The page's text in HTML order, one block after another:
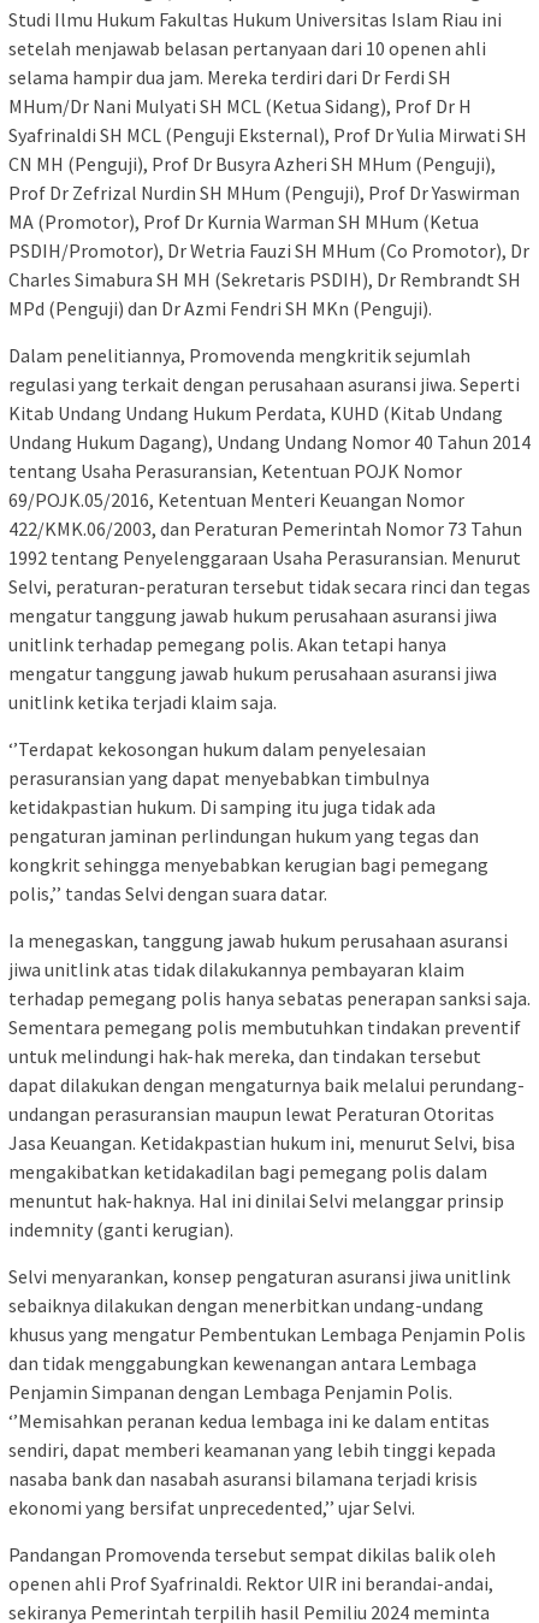
Studi Ilmu Hukum Fakultas Hukum Universitas Islam Riau ini
setelah menjawab belasan pertanyaan dari 10 openen ahli
selama hampir dua jam. Mereka terdiri dari Dr Ferdi SH
MHum/Dr Nani Mulyati SH MCL (Ketua Sidang), Prof Dr H
Syafrinaldi SH MCL (Penguji Eksternal), Prof Dr Yulia Mirwati SH
CN MH (Penguji), Prof Dr Busyra Azheri SH MHum (Penguji),
Prof Dr Zefrizal Nurdin SH MHum (Penguji), Prof Dr Yaswirman
MA (Promotor), Prof Dr Kurnia Warman SH MHum (Ketua
PSDIH/Promotor), Dr Wetria Fauzi SH MHum (Co Promotor), Dr
Charles Simabura SH MH (Sekretaris PSDIH), Dr Rembrandt SH
MPd (Penguji) dan Dr Azmi Fendri SH MKn (Penguji).
Dalam penelitiannya, Promovenda mengkritik sejumlah
regulasi yang terkait dengan perusahaan asuransi jiwa. Seperti
Kitab Undang Undang Hukum Perdata, KUHD (Kitab Undang
Undang Hukum Dagang), Undang Undang Nomor 40 Tahun 2014
tentang Usaha Perasuransian, Ketentuan POJK Nomor
69/POJK.05/2016, Ketentuan Menteri Keuangan Nomor
422/KMK.06/2003, dan Peraturan Pemerintah Nomor 73 Tahun
1992 tentang Penyelenggaraan Usaha Perasuransian. Menurut
Selvi, peraturan-peraturan tersebut tidak secara rinci dan tegas
mengatur tanggung jawab hukum perusahaan asuransi jiwa
unitlink terhadap pemegang polis. Akan tetapi hanya
mengatur tanggung jawab hukum perusahaan asuransi jiwa
unitlink ketika terjadi klaim saja.
‘’Terdapat kekosongan hukum dalam penyelesaian
perasuransian yang dapat menyebabkan timbulnya
ketidakpastian hukum. Di samping itu juga tidak ada
pengaturan jaminan perlindungan hukum yang tegas dan
kongkrit sehingga menyebabkan kerugian bagi pemegang
polis,’’ tandas Selvi dengan suara datar.
Ia menegaskan, tanggung jawab hukum perusahaan asuransi
jiwa unitlink atas tidak dilakukannya pembayaran klaim
terhadap pemegang polis hanya sebatas penerapan sanksi saja.
Sementara pemegang polis membutuhkan tindakan preventif
untuk melindungi hak-hak mereka, dan tindakan tersebut
dapat dilakukan dengan mengaturnya baik melalui perundang-
undangan perasuransian maupun lewat Peraturan Otoritas
Jasa Keuangan. Ketidakpastian hukum ini, menurut Selvi, bisa
mengakibatkan ketidakadilan bagi pemegang polis dalam
menuntut hak-haknya. Hal ini dinilai Selvi melanggar prinsip
indemnity (ganti kerugian).
Selvi menyarankan, konsep pengaturan asuransi jiwa unitlink
sebaiknya dilakukan dengan menerbitkan undang-undang
khusus yang mengatur Pembentukan Lembaga Penjamin Polis
dan tidak menggabungkan kewenangan antara Lembaga
Penjamin Simpanan dengan Lembaga Penjamin Polis.
‘’Memisahkan peranan kedua lembaga ini ke dalam entitas
sendiri, dapat memberi keamanan yang lebih tinggi kepada
nasaba bank dan nasabah asuransi bilamana terjadi krisis
ekonomi yang bersifat unprecedented,’’ ujar Selvi.
Pandangan Promovenda tersebut sempat dikilas balik oleh
openen ahli Prof Syafrinaldi. Rektor UIR ini berandai-andai,
sekiranya Pemerintah terpilih hasil Pemiliu 2024 meminta